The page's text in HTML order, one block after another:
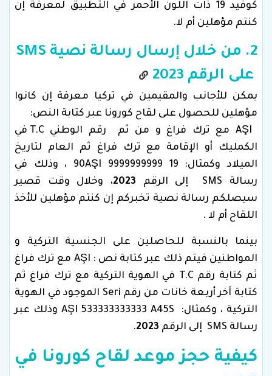
كوفيد 19 ذات اللون الأحمر في التطبيق لمعرفة إن
كنتم مؤهلين أم لا.
2. من خلال إرسال رسالة نصية SMS
على الرقم 2023
يمكن للأجانب والمقيمين في تركيا معرفة إن كانوا
مؤهلين للحصول على لقاح كورونا عبر كتابة النص:
AŞI مع ترك فراغ و من ثم رقم الوطني T.C في
الكمليك أو الإقامة مع ترك فراغ ثم العام لتاريخ
الميلاد وكمثال: 90AŞI 9999999999 19 ، وذلك في
رسالة SMS إلى الرقم
2023، وخلال وقت قصير
سيصلكم رسالة نصية تخبركم إن كنتم مؤهلين للأخذ
اللقاح أم لا .
بينما بالنسبة للحاصلين على الجنسية التركية و
المواطنين فيتم ذلك عبر كتابة نص : AŞI مع ترك فراغ
ثم كتابة رقم T.C في الهوية التركية مع ترك فراغ ثم
كتابة آخر أربعة خانات من رقم Seri الموجود في الهوية
التركية ، وكمثال: AŞI 533333333333 A45S وذلك عبر
رسالة SMS إلى الرقم
2023
.
كيفية حجز موعد لقاح كورونا في